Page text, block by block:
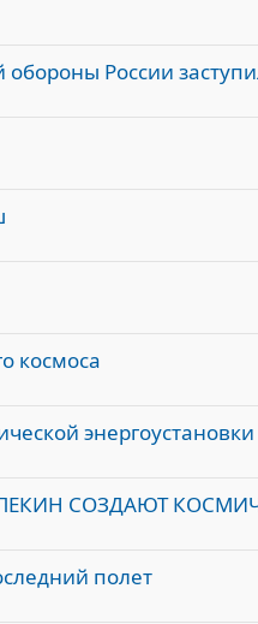
России
космоса
энергоустановки
СОЗДАЮТ
полет